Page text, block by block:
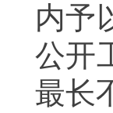
内予
公开
最长